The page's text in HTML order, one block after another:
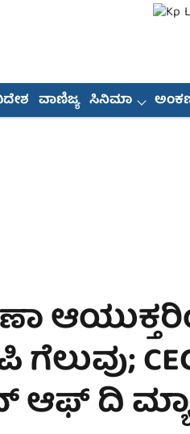
ವಾಣಿಜ್ಯ ಸಿನಿಮಾ
ಆಫ್ ದಿ